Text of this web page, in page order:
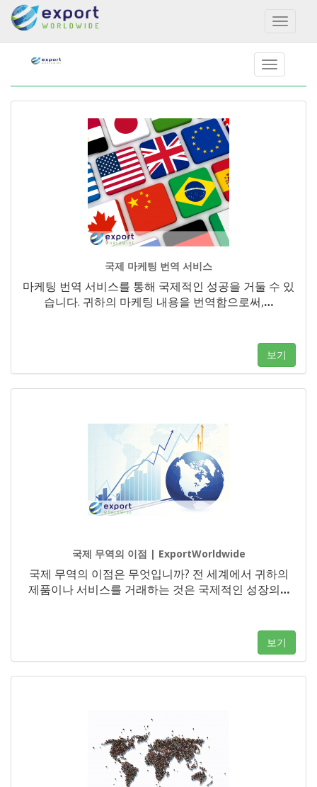
Toggle
국제 마케팅 번역 서비스
마케팅 번역 서비스를 통해 국제적인 성공을 거둘 수 있
습니다. 귀하의 마케팅 내용을 번역함으로써,…
보기
국제 무역의 이점 | ExportWorldwide
국제 무역의 이점은 무엇입니까? 전 세계에서 귀하의
제품이나 서비스를 거래하는 것은 국제적인 성장의…
보기